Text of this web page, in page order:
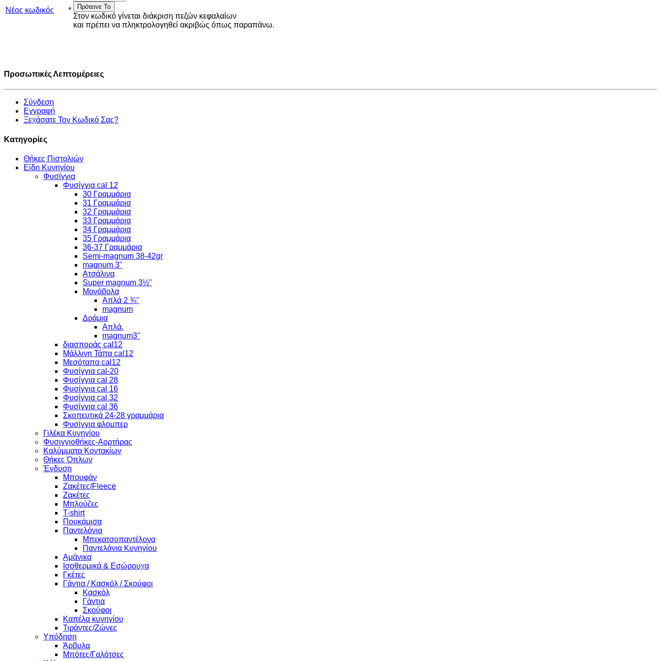
Νέος κωδικός * Πρότεινε Το
Στον κωδικό γίνεται διάκριση πεζών κεφαλαίων
και πρέπει να πληκτρολογηθεί ακριβώς όπως παραπάνω.
Προσωπικές Λεπτομέρειες
Σύνδεση
Εγγραφή
Ξεχάσατε Τον Κωδικό Σας?
Κατηγορίες
Θήκες Πιστολιών
Είδη Κυνηγίου
Φυσίγγια
Φυσίγγια cal 12
30 Γραμμάρια
31 Γραμμάρια
32 Γραμμάρια
33 Γραμμάρια
34 Γραμμάρια
35 Γραμμάρια
36-37 Γραμμάρια
Semi-magnum 38-42gr
magnum 3"
Ατσάλινα
Super magnum 3½''
Μονόβολα
Απλά 2 ¾''
magnum
Δράμια
Απλά.
magnum3"
διασποράς cal12
Μάλλινη Τάπα cal12
Μεσόταπα cal12
Φυσίγγια cal-20
Φυσίγγια cal 28
Φυσίγγια cal 16
Φυσίγγια cal 32
Φυσίγγια cal 36
Σκοπευτικά 24-28 γραμμάρια
Φυσίγγια φλομπερ
Γιλέκα Κυνηγίου
Φυσιγγιοθήκες-Αορτήρας
Καλύμματα Κοντακίων
Θήκες Όπλων
Ένδυση
Μπουφάν
Ζακέτες/Fleece
Ζακέτες
Μπλούζες
T-shirt
Πουκάμισα
Παντελόνια
Μπεκατσοπαντέλονα
Παντελόνια Κυνηγίου
Αμάνικα
Ισοθερμικά & Εσώρουχα
Γκέτες
Γάντια / Κασκόλ / Σκούφοι
Κασκόλ
Γάντια
Σκούφοι
Καπέλα κυνηγίου
Τιράντες/Ζώνες
Υπόδηση
Άρβυλα
Μπότες/Γαλότσες